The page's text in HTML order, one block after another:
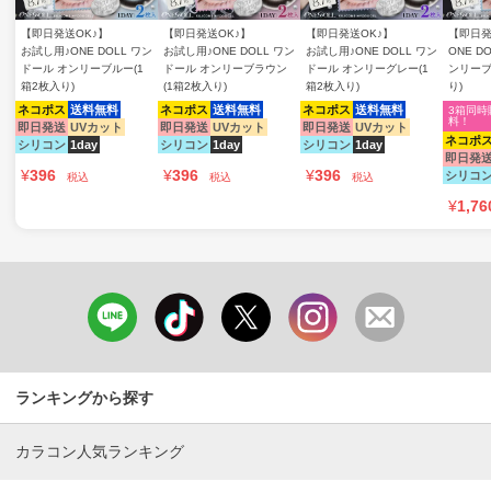
【即日発送OK♪】
お試し用♪ONE DOLL ワン
ドール オンリーブルー(1
箱2枚入り)
ネコポス 送料無料
即日発送 UVカット
シリコン 1day
¥396 税込
【即日発送OK♪】
お試し用♪ONE DOLL ワン
ドール オンリーブラウン
(1箱2枚入り)
ネコポス 送料無料
即日発送 UVカット
シリコン 1day
¥396 税込
【即日発送OK♪】
お試し用♪ONE DOLL ワン
ドール オンリーグレー(1
箱2枚入り)
ネコポス 送料無料
即日発送 UVカット
シリコン 1day
¥396 税込
【即日
ONE
ンリー
り)
ネコポ
即日発
シリコ
3箱同時
料！
¥
ランキングから探す
カラコン人気ランキング